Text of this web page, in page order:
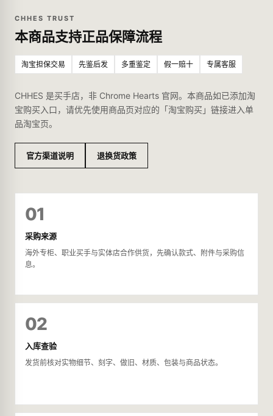
CHHES TRUST
本商品支持正品保障流程
淘宝担保交易 先鉴后发 多重鉴定 假一赔十 专属客服
CHHES 是买手店，非 Chrome Hearts 官网。本商品如已添加淘
宝购买入口，请优先使用商品页对应的「淘宝购买」链接进入单
品淘宝页。
官方渠道说明 退换货政策
01
采购来源
海外专柜、职业买手与实体店合作供货，先确认款式、附件与采购信
息。
02
入库查验
发货前核对实物细节、刻字、做旧、材质、包装与商品状态。